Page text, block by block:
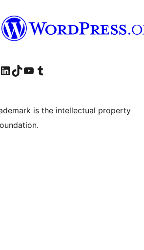
de Facebook
conta de Instagram
Visita a nosa conta de LinkedIn
Visita a nosa conta de TikTok
Visita a nosa canle de YouTube
Visita a nosa conta de Tumblr
is the intellectual property